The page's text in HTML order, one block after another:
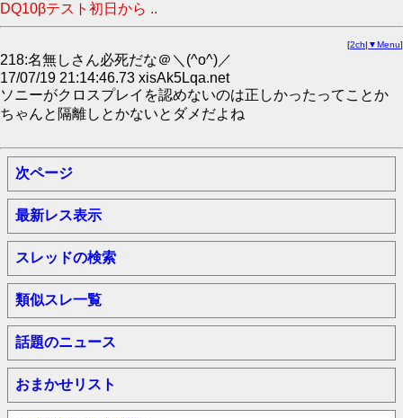
DQ10βテスト初日から ..
[2ch| ▼Menu]
218:名無しさん必死だな＠＼(^o^)／
17/07/19 21:14:46.73 xisAk5Lqa.net
ソニーがクロスプレイを認めないのは正しかったってことか
ちゃんと隔離しとかないとダメだよね
次ページ
最新レス表示
スレッドの検索
類似スレ一覧
話題のニュース
おまかせリスト